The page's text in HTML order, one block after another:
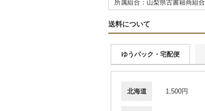
所属組合：山梨県古書籍商組合
送料について
ゆうパック・宅配便
北海道 1,500円